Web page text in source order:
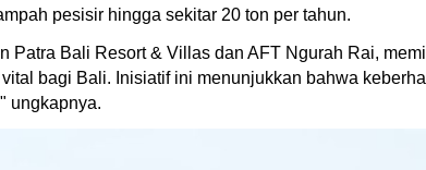
pesisir hingga sekitar 20 ton per tahun.
Bali Resort & Villas dan AFT Ngurah Rai,
bagi Bali. Inisiatif ini menunjukkan bahwa
ungkapnya.